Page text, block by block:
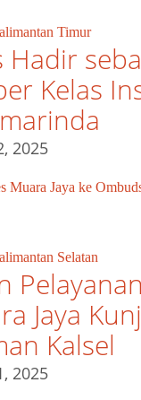
Timur
Hadir
Kelas
2025
Selatan
Jaya
Kalsel
2025